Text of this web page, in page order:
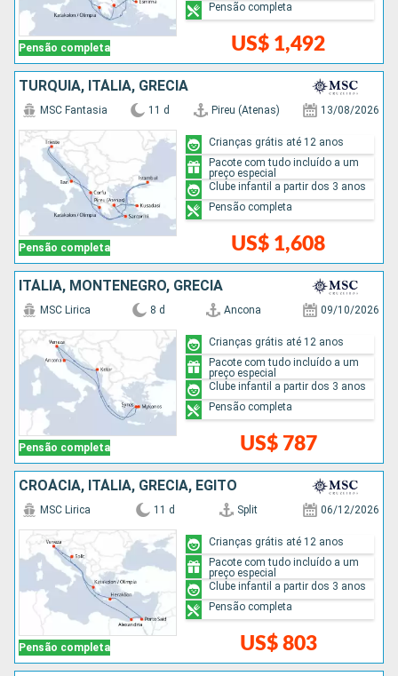
Pensão completa US$ 1,492
Pensão completa
TURQUIA, ITÁLIA, GRÉCIA
Pensão completa
MSC Fantasia 11 d Pireu (Atenas) 13/08/2026
US$ 1,608
Crianças grátis até 12 anos
Pacote com tudo incluído a um
preço especial
Clube infantil a partir dos 3 anos
Pensão completa
ITÁLIA, MONTENEGRO, GRÉCIA
Pensão completa
MSC Lirica 8 d Ancona 09/10/2026
US$ 787
Crianças grátis até 12 anos
Pacote com tudo incluído a um
preço especial
Clube infantil a partir dos 3 anos
Pensão completa
CROÁCIA, ITÁLIA, GRÉCIA, EGITO
Pensão completa
MSC Lirica 11 d Split 06/12/2026
US$ 803
Crianças grátis até 12 anos
Pacote com tudo incluído a um
preço especial
Clube infantil a partir dos 3 anos
Pensão completa